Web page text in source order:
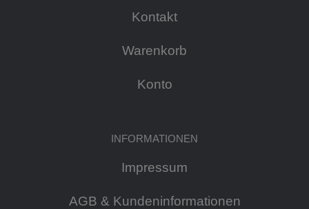
Kontakt
Warenkorb
Konto
INFORMATIONEN
Impressum
AGB & Kundeninformationen